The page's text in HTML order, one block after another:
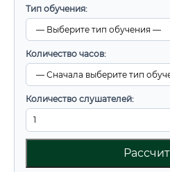
Тип обучения:
Количество часов:
Количество слушателей: